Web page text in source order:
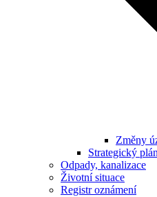
Změny
Strategický
Odpady, kanalizace
Životní situace
Registr oznámení